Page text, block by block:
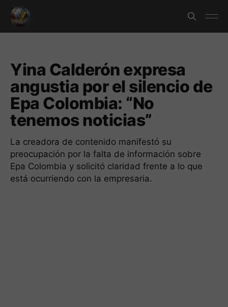
Yina Calderón expresa
angustia por el silencio de
Epa Colombia: “No
tenemos noticias”
La creadora de contenido manifestó su
preocupación por la falta de información sobre
Epa Colombia y solicitó claridad frente a lo que
está ocurriendo con la empresaria.